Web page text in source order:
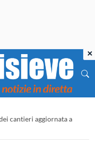
cantieri aggiornata a
×